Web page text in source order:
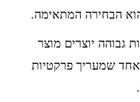
הבחירה המתאימה.
גבוהה יוצרים מוצר
שמעריך פרקטיות